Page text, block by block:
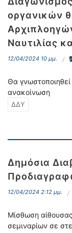
οργανικών
Ναυτιλίας
12/04/2024 10 μμ.
Θα
ανακοίνωση
ΔΔΥ
Δημόσια
12/04/2024 2:12 μμ.
Μίσθωση
σεμιναρίων σε